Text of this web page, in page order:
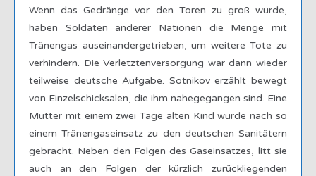
Wenn das Gedränge vor den Toren zu groß wurde,
haben Soldaten anderer Nationen die Menge mit
Tränengas auseinandergetrieben, um weitere Tote zu
verhindern. Die Verletztenversorgung war dann wieder
teilweise deutsche Aufgabe. Sotnikov erzählt bewegt
von Einzelschicksalen, die ihm nahegegangen sind. Eine
Mutter mit einem zwei Tage alten Kind wurde nach so
einem Tränengaseinsatz zu den deutschen Sanitätern
gebracht. Neben den Folgen des Gaseinsatzes, litt sie
auch an den Folgen der kürzlich zurückliegenden